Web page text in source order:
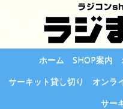
ホーム SHOP案内
サーキット貸し切り
オンラ
サー